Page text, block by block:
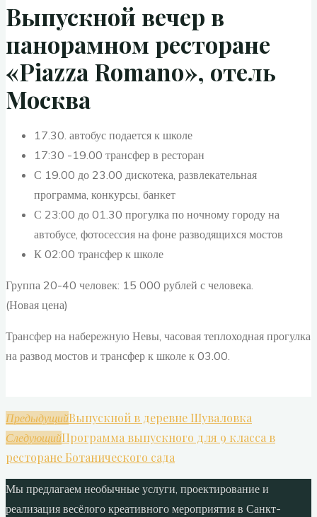
Выпускной вечер в
панорамном ресторане
«Piazza Romano», отель
Москва
17.30. автобус подается к школе
17:30 -19.00 трансфер в ресторан
С 19.00 до 23.00 дискотека, развлекательная
программа, конкурсы, банкет
С 23:00 до 01.30 прогулка по ночному городу на
автобусе, фотосессия на фоне разводящихся мостов
К 02:00 трансфер к школе
Группа 20-40 человек: 15 000 рублей с человека.
(Новая цена)
Трансфер на набережную Невы, часовая теплоходная прогулка
на развод мостов и трансфер к школе к 03.00.
ПредыдущийВыпускной в деревне Шуваловка
СледующийПрограмма выпускного для 9 класса в
ресторане Ботанического сада
Мы предлагаем необычные услуги, проектирование и
реализация весёлого креативного мероприятия в Санкт-